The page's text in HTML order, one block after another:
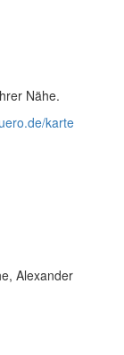
Nähe.
karte
Alexander